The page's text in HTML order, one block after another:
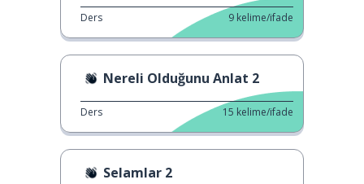
Ders 9 kelime/ifade
Nereli Olduğunu Anlat 2
Ders 15 kelime/ifade
Selamlar 2